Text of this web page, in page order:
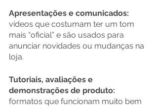
Apresentações e comunicados:
vídeos que costumam ter um tom
mais “oficial” e são usados para
anunciar novidades ou mudanças na
loja.
Tutoriais, avaliações e
demonstrações de produto:
formatos que funcionam muito bem